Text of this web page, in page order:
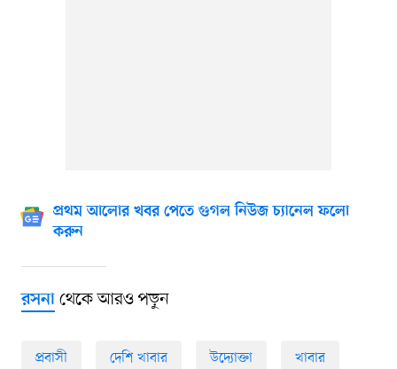
প্রথম আলোর খবর পেতে গুগল নিউজ চ্যানেল ফলো
করুন
রসনাথেকে আরও পড়ুন
প্রবাসী দেশি খাবার উদ্যোক্তা খাবার